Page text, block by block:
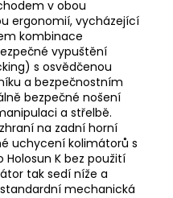
v obou
ergonomií, vycházející
kombinace
vypuštění
s osvědčenou
a bezpečnostním
bezpečné nošení
a střelbě.
na zadní horní
uchycení kolimátorů s
Holosun K bez použití
tak sedí níže a
mechanická